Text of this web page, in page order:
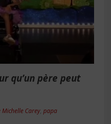
qu’un père peut
Michelle Carey papa